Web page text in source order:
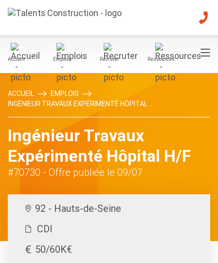
Accueil Emplois Recruter Ressources
ACCUEIL
EMPLOIS
INGÉNIEUR TRAVAUX EXPÉRIMENTÉ HÔPITAL ...
Ingénieur Travaux
Expérimenté Hôpital H/F
#70730 - Offre publiée le 09/07
92 - Hauts-de-Seine
CDI
50/60K€